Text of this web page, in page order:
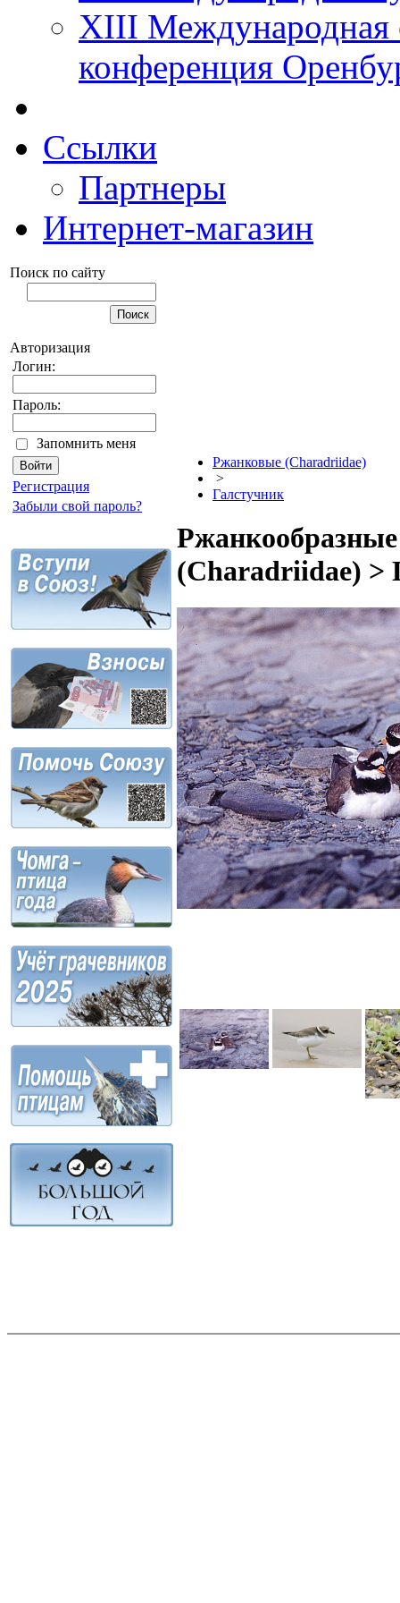
XIII Международная
конференция
Ссылки
Партнеры
Интернет-магазин
Поиск по сайту
Авторизация
Логин:
Пароль:
Запомнить меня
Регистрация
Забыли свой пароль?
Ржанковые (Charadriidae)
>
Галстучник
(Charadriidae) >